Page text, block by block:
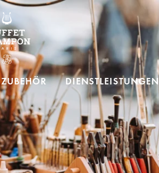
ZUBEHÖR DIENSTLEISTUNGEN